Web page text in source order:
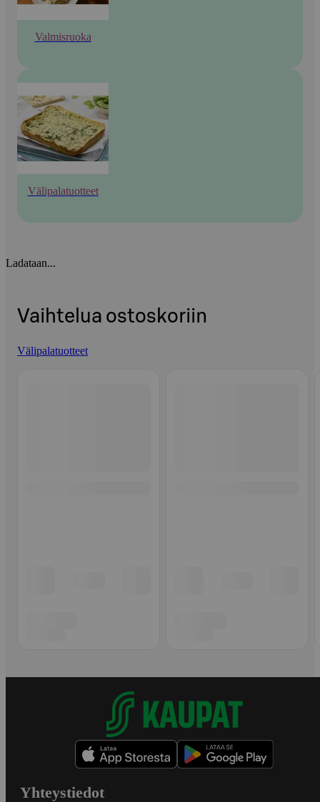
Valmisruoka
Välipalatuotteet
Ladataan...
Vaihtelua ostoskoriin
Välipalatuotteet
Yhteystiedot